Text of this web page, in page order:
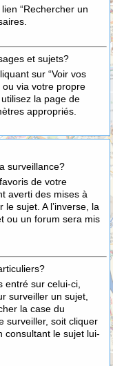
“Rechercher un
et sujets?
sur “Voir vos
ou via votre propre
la page de
appropriés.
surveillance?
de votre
averti des mises à
sujet. A l’inverse, la
ou un forum sera mis
entré sur celui-ci,
surveiller un sujet,
la case du
surveiller, soit cliquer
consultant le sujet lui-